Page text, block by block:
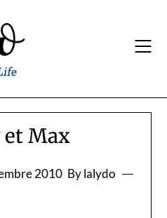
Max
2010 By lalydo